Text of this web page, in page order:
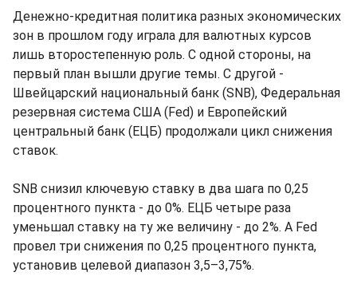
Денежно-кредитная политика разных экономических
зон в прошлом году играла для валютных курсов
лишь второстепенную роль. С одной стороны, на
первый план вышли другие темы. С другой -
Швейцарский национальный банк (SNB), Федеральная
резервная система США (Fed) и Европейский
центральный банк (ЕЦБ) продолжали цикл снижения
ставок.
SNB снизил ключевую ставку в два шага по 0,25
процентного пункта - до 0%. ЕЦБ четыре раза
уменьшал ставку на ту же величину - до 2%. А Fed
провел три снижения по 0,25 процентного пункта,
установив целевой диапазон 3,5–3,75%.